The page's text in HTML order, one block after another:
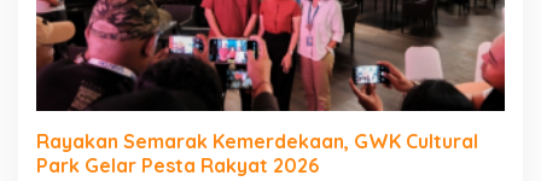
Rayakan Semarak Kemerdekaan, GWK Cultural
Park Gelar Pesta Rakyat 2026